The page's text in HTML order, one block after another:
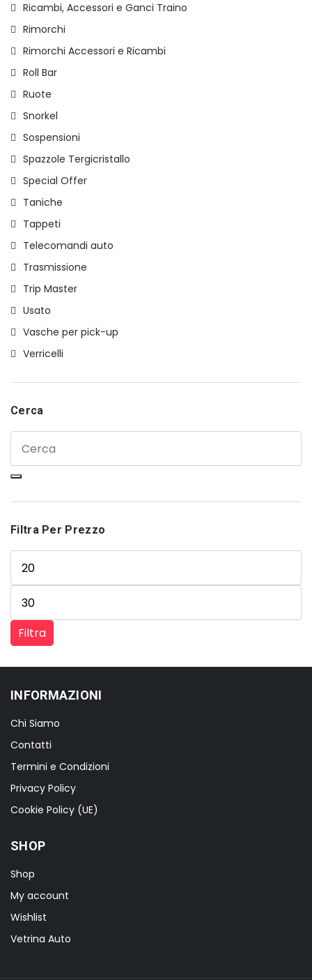
Ricambi, Accessori e Ganci Traino
Rimorchi
Rimorchi Accessori e Ricambi
Roll Bar
Ruote
Snorkel
Sospensioni
Spazzole Tergicristallo
Special Offer
Taniche
Tappeti
Telecomandi auto
Trasmissione
Trip Master
Usato
Vasche per pick-up
Verricelli
Cerca
Filtra Per Prezzo
Prezzo Min
Prezzo Max
Filtra
INFORMAZIONI
Chi Siamo
Contatti
Termini e Condizioni
Privacy Policy
Cookie Policy (UE)
SHOP
Shop
My account
Wishlist
Vetrina Auto